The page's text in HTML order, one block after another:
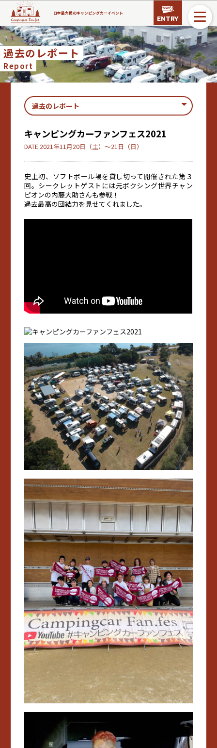
日本最大級のキャンピングカーイベント
ENTRY
過去のレポート
Report
キャンピングカーファンフェス2021
DATE:2021年11月20日（土）〜21日（日）
史上初、ソフトボール場を貸し切って開催された第３
回。シークレットゲストには元ボクシング世界チャン
ピオンの内藤大助さんも参戦！
過去最高の団結力を見せてくれました。